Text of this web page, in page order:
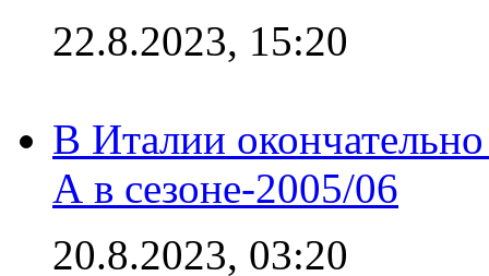
22.8.2023, 15:20
В Италии
А в сезоне-2005/06
20.8.2023, 03:20